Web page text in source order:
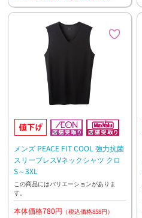
メンズ PEACE FIT COOL 強力抗菌
スリーブレスVネックシャツ クロ
S～3XL
この商品にはバリエーションがありま
す。
本体価格780円 （税込価格858円）